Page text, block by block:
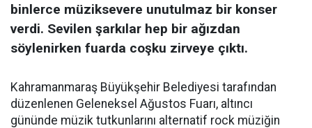
binlerce müziksevere unutulmaz bir konser
verdi. Sevilen şarkılar hep bir ağızdan
söylenirken fuarda coşku zirveye çıktı.
Kahramanmaraş Büyükşehir Belediyesi tarafından
düzenlenen Geleneksel Ağustos Fuarı, altıncı
gününde müzik tutkunlarını alternatif rock müziğin